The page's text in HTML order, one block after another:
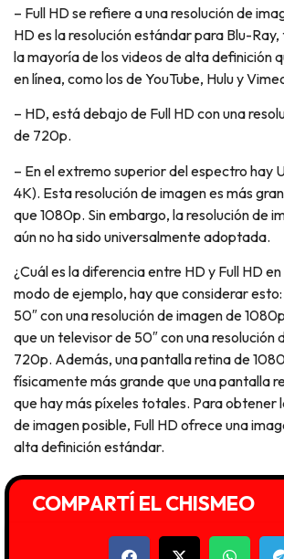
– Full HD se refiere a una resolución de
HD es la resolución estándar para Blu-
la mayoría de los videos de alta definición
en línea, como los de YouTube, Hulu y
– HD, está debajo de Full HD con una
de 720p.
– En el extremo superior del espectro hay
4K). Esta resolución de imagen es más
que 1080p. Sin embargo, la resolución de
aún no ha sido universalmente adoptada.
¿Cuál es la diferencia entre HD y Full HD
modo de ejemplo, hay que considerar
50″ con una resolución de imagen de
que un televisor de 50″ con una resolución
720p. Además, una pantalla retina de
físicamente más grande que una pantalla
que hay más píxeles totales. Para obtener
de imagen posible, Full HD ofrece una
alta definición estándar.
COMPARTÍ EL CHISMEO